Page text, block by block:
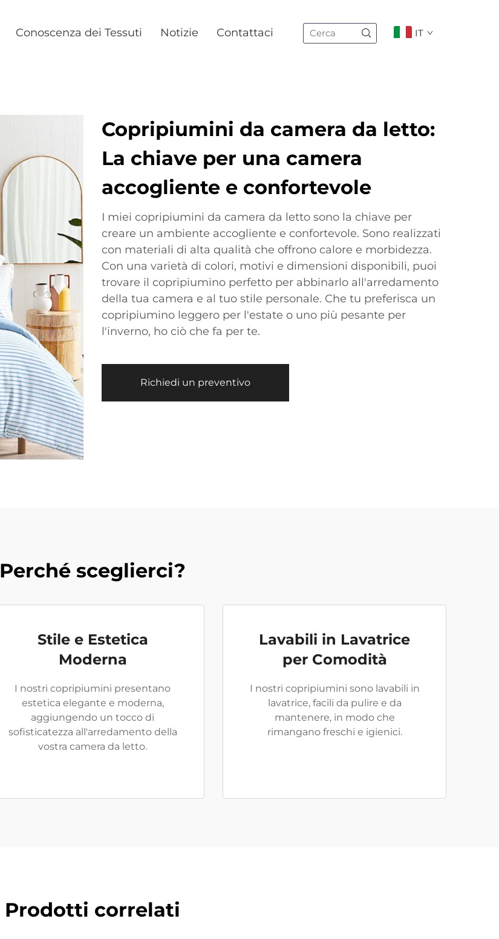
Conoscenza dei Tessuti Notizie Contattaci IT
Copripiumini da camera da letto:
La chiave per una camera
accogliente e confortevole
I miei copripiumini da camera da letto sono la chiave per
creare un ambiente accogliente e confortevole. Sono realizzati
con materiali di alta qualità che offrono calore e morbidezza.
Con una varietà di colori, motivi e dimensioni disponibili, puoi
trovare il copripiumino perfetto per abbinarlo all'arredamento
della tua camera e al tuo stile personale. Che tu preferisca un
copripiumino leggero per l'estate o uno più pesante per
l'inverno, ho ciò che fa per te.
Richiedi un preventivo
Perché sceglierci?
Stile e Estetica
Moderna
I nostri copripiumini presentano
estetica elegante e moderna,
aggiungendo un tocco di
sofisticatezza all'arredamento della
vostra camera da letto.
Lavabili in Lavatrice
per Comodità
I nostri copripiumini sono lavabili in
lavatrice, facili da pulire e da
mantenere, in modo che
rimangano freschi e igienici.
Prodotti correlati